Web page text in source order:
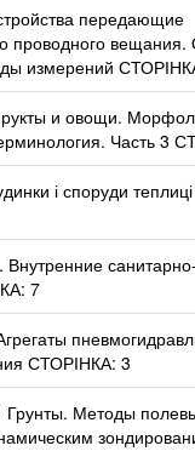
передающие
проводного
измерений
и овощи.
Часть 3
і споруди
7
СТОРІНКА: 3
Методы